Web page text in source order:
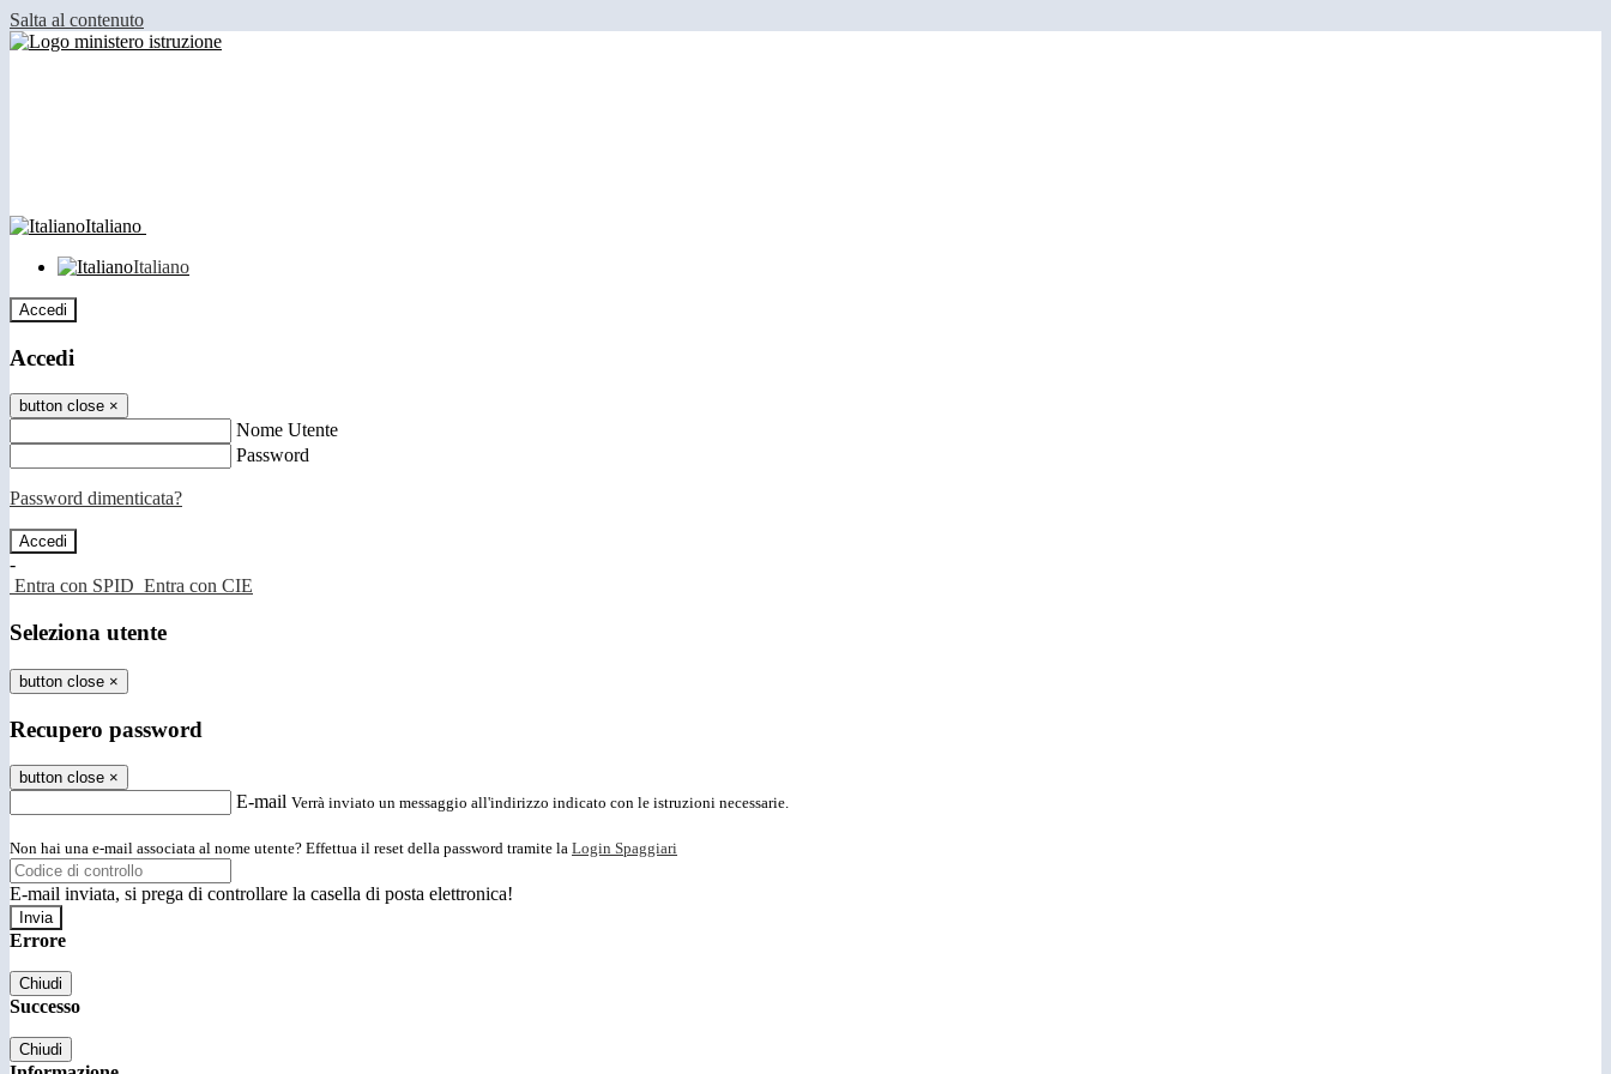
Salta al contenuto
Italiano
Italiano
Accedi
Accedi
button close ×
Nome Utente
Password
Password dimenticata?
-
Entra con SPID Entra con CIE
Seleziona utente
button close ×
Recupero password
button close ×
E-mail Verrà inviato un messaggio all'indirizzo indicato con le istruzioni necessarie.
Non hai una e-mail associata al nome utente? Effettua il reset della password tramite la Login Spaggiari
E-mail inviata, si prega di controllare la casella di posta elettronica!
Errore
Chiudi
Successo
Chiudi